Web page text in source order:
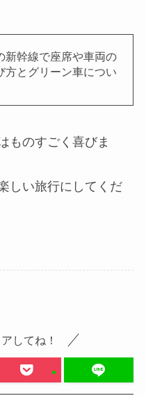
新幹線で座席や車両の
方とグリーン車につい
ものすごく喜びま
しい旅行にしてくだ
してね！